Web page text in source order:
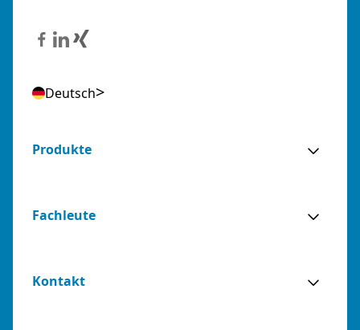
Deutsch
Produkte
Fachleute
Kontakt